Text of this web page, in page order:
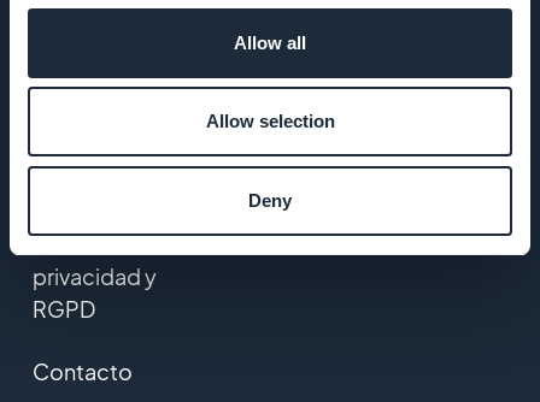
Allow all
Allow selection
Deny
Política de
privacidad y
RGPD
Contacto